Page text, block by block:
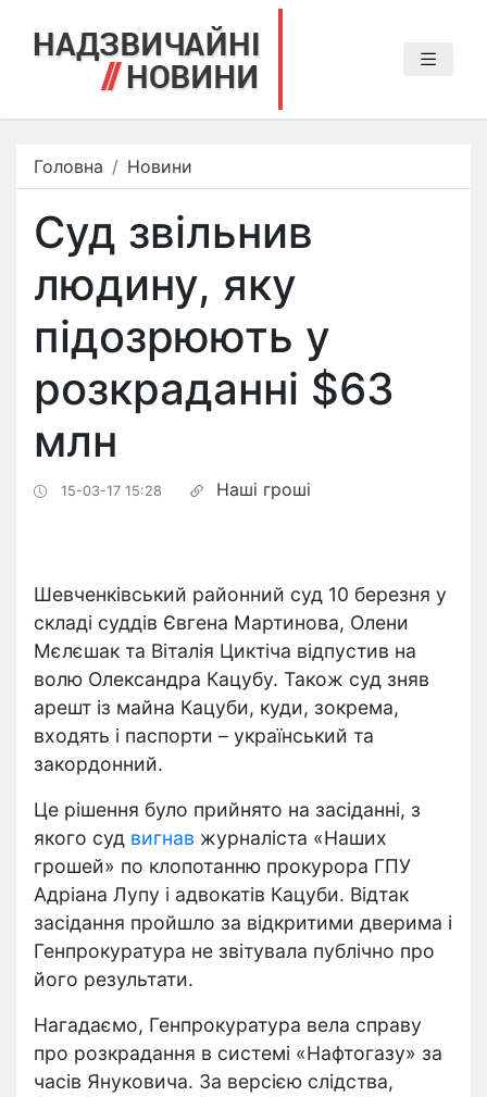
Головна Новини
Суд звільнив
людину, яку
підозрюють у
розкраданні $63
млн
15-03-17 15:28 Наші гроші
Шевченківський районний суд 10 березня у
складі суддів Євгена Мартинова, Олени
Мєлєшак та Віталія Циктіча відпустив на
волю Олександра Кацубу. Також суд зняв
арешт із майна Кацуби, куди, зокрема,
входять і паспорти – український та
закордонний.
Це рішення було прийнято на засіданні, з
якого суд вигнав журналіста «Наших
грошей» по клопотанню прокурора ГПУ
Адріана Лупу і адвокатів Кацуби. Відтак
засідання пройшло за відкритими дверима і
Генпрокуратура не звітувала публічно про
його результати.
Нагадаємо, Генпрокуратура вела справу
про розкрадання в системі «Нафтогазу» за
часів Януковича. За версією слідства,